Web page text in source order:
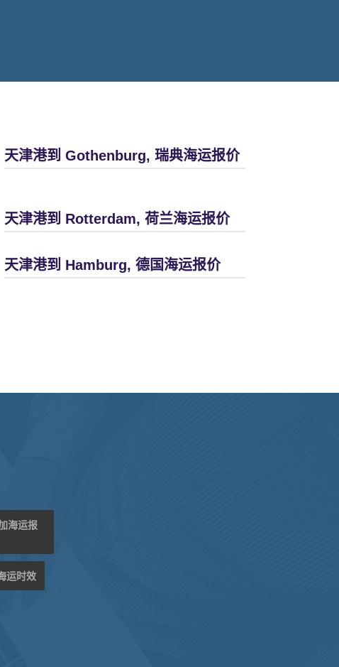
天津港到 Gothenburg, 瑞典海运报价
天津港到 Rotterdam, 荷兰海运报价
天津港到 Hamburg, 德国海运报价
海运报
运时效